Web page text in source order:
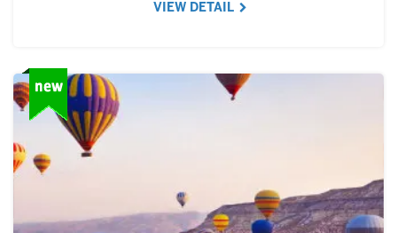
VIEW DETAIL